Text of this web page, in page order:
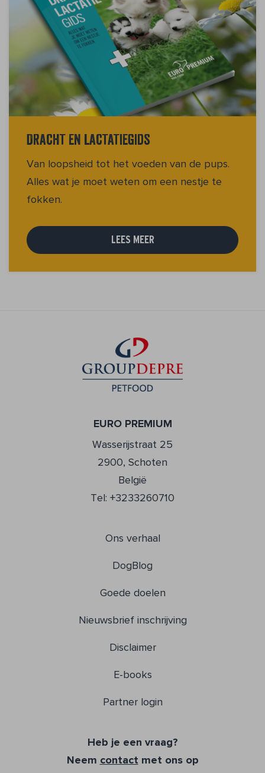
Dracht en lactatiegids
Van loopsheid tot het voeden van de pups.
Alles wat je moet weten om een nestje te
fokken.
LEES MEER
EURO PREMIUM
Wasserijstraat 25
2900, Schoten
België
Tel: +3233260710
Ons verhaal
DogBlog
Goede doelen
Nieuwsbrief inschrijving
Disclaimer
E-books
Partner login
Heb je een vraag?
Neem contact met ons op